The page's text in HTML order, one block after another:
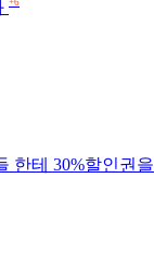
한테 30%할인권